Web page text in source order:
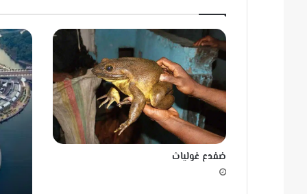
ت
ب
ا
غ
ي
ن
ضفدع غولياث